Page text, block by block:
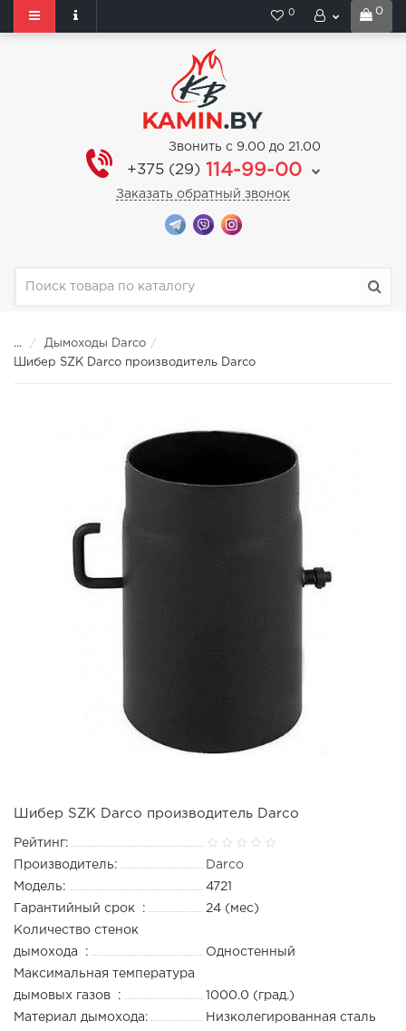
0
0
Звонить с 9.00 до 21.00
+375 (29) 114-99-00
Заказать обратный звонок
...
Дымоходы Darco
Шибер SZK Darco производитель Darco
Шибер SZK Darco производитель Darco
Рейтинг:
Производитель:
Darco
Модель:
4721
Гарантийный срок :
24 (мес)
Количество стенок
дымохода :
Одностенный
Максимальная температура
дымовых газов :
1000.0 (град.)
Материал дымохода:
Низколегированная сталь